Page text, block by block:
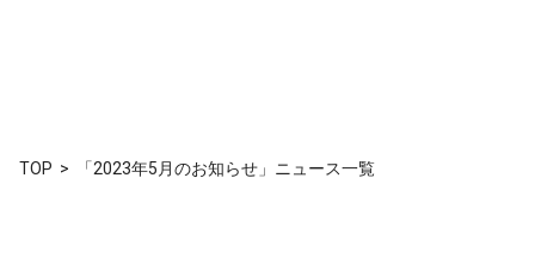
TOP 「2023年5月のお知らせ」ニュース一覧